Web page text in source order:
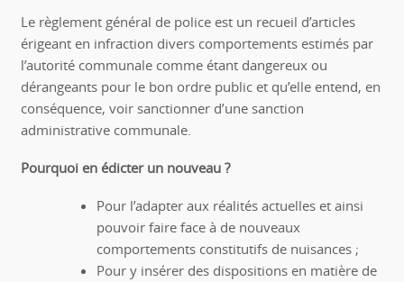
Le règlement général de police est un recueil d’articles
érigeant en infraction divers comportements estimés par
l’autorité communale comme étant dangereux ou
dérangeants pour le bon ordre public et qu’elle entend, en
conséquence, voir sanctionner d’une sanction
administrative communale.
Pourquoi en édicter un nouveau ?
Pour l’adapter aux réalités actuelles et ainsi
pouvoir faire face à de nouveaux
comportements constitutifs de nuisances ;
Pour y insérer des dispositions en matière de